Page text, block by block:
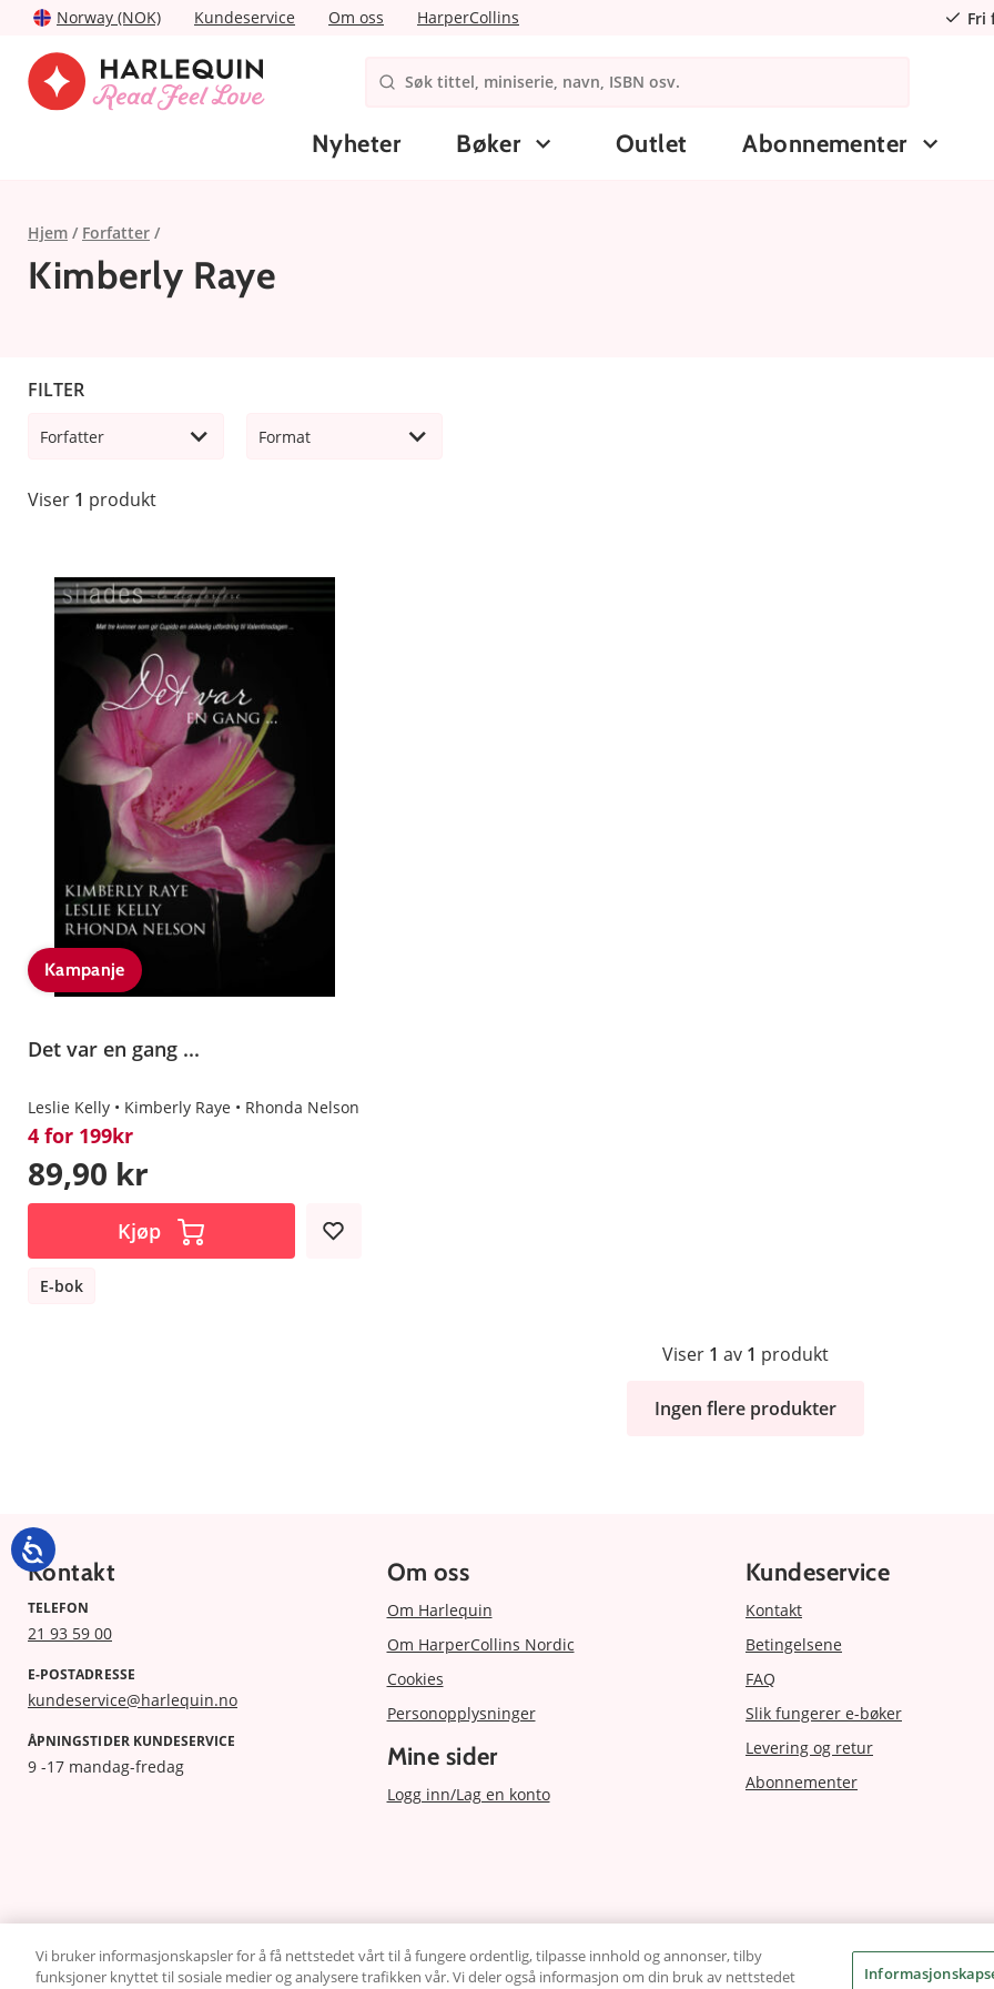
Norway (NOK) Kundeservice Om oss HarperCollins Fri
Nyheter Bøker Outlet Abonnementer
Hjem Forfatter
Kimberly Raye
FILTER
Forfatter Format
Viser 1 produkt
Kampanje
Det var en gang ...
Leslie Kelly Kimberly Raye Rhonda Nelson
4 for 199kr
89,90 kr
Kjøp
E-bok
Viser 1 av 1 produkt
Ingen flere produkter
Kontakt
TELEFON
21 93 59 00
E-POSTADRESSE
kundeservice@harlequin.no
ÅPNINGSTIDER KUNDESERVICE
9 -17 mandag-fredag
Om oss
Om Harlequin
Om HarperCollins Nordic
Cookies
Personopplysninger
Mine sider
Logg inn/Lag en konto
Kundeservice
Kontakt
Betingelsene
FAQ
Slik fungerer e-bøker
Levering og retur
Abonnementer
Vi bruker informasjonskapsler for å få nettstedet vårt til å fungere ordentlig, tilpasse innhold og annonser, tilby
funksjoner knyttet til sosiale medier og analysere trafikken vår. Vi deler også informasjon om din bruk av nettstedet